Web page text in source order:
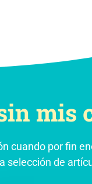
mis
cuando por fin
selección de